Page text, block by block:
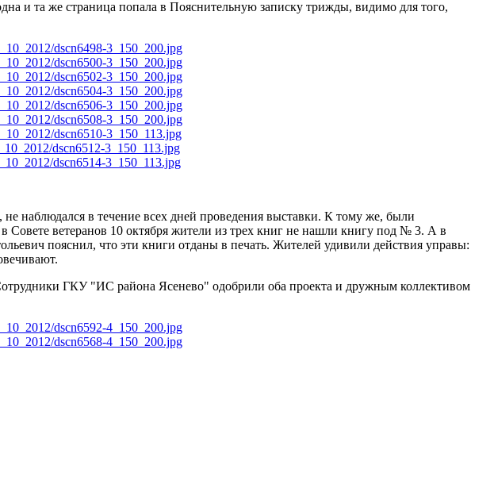
и та же страница попала в Пояснительную записку трижды, видимо для того,
наблюдался в течение всех дней проведения выставки. К тому же, были
ветеранов 10 октября жители из трех книг не нашли книгу под № 3. А в
пояснил, что эти книги отданы в печать. Жителей удивили действия управы:
ГКУ "ИС района Ясенево" одобрили оба проекта и дружным коллективом